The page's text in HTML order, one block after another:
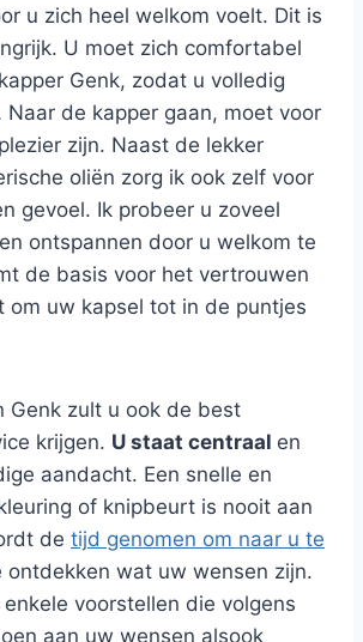
u zich heel welkom voelt. Dit is
U moet zich comfortabel
Genk, zodat u volledig
Naar de kapper gaan, moet voor
zijn. Naast de lekker
oliën zorg ik ook zelf voor
gevoel. Ik probeer u zoveel
ontspannen door u welkom te
de basis voor het vertrouwen
om uw kapsel tot in de puntjes
Genk zult u ook de best
krijgen. U staat centraal en
aandacht. Een snelle en
of knipbeurt is nooit aan
de tijd genomen om naar u te
ontdekken wat uw wensen zijn.
voorstellen die volgens
aan uw wensen alsook